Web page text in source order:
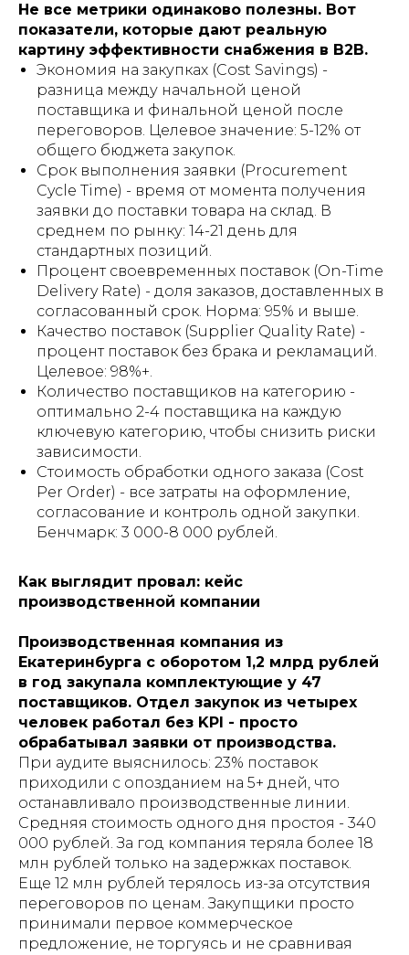
Не все метрики одинаково полезны. Вот
показатели, которые дают реальную
картину эффективности снабжения в B2B.
Экономия на закупках (Cost Savings) -
разница между начальной ценой
поставщика и финальной ценой после
переговоров. Целевое значение: 5-12% от
общего бюджета закупок.
Срок выполнения заявки (Procurement
Cycle Time) - время от момента получения
заявки до поставки товара на склад. В
среднем по рынку: 14-21 день для
стандартных позиций.
Процент своевременных поставок (On-Time
Delivery Rate) - доля заказов, доставленных в
согласованный срок. Норма: 95% и выше.
Качество поставок (Supplier Quality Rate) -
процент поставок без брака и рекламаций.
Целевое: 98%+.
Количество поставщиков на категорию -
оптимально 2-4 поставщика на каждую
ключевую категорию, чтобы снизить риски
зависимости.
Стоимость обработки одного заказа (Cost
Per Order) - все затраты на оформление,
согласование и контроль одной закупки.
Бенчмарк: 3 000-8 000 рублей.
Как выглядит провал: кейс
производственной компании
Производственная компания из
Екатеринбурга с оборотом 1,2 млрд рублей
в год закупала комплектующие у 47
поставщиков. Отдел закупок из четырех
человек работал без KPI - просто
обрабатывал заявки от производства.
При аудите выяснилось: 23% поставок
приходили с опозданием на 5+ дней, что
останавливало производственные линии.
Средняя стоимость одного дня простоя - 340
000 рублей. За год компания теряла более 18
млн рублей только на задержках поставок.
Еще 12 млн рублей терялось из-за отсутствия
переговоров по ценам. Закупщики просто
принимали первое коммерческое
предложение, не торгуясь и не сравнивая